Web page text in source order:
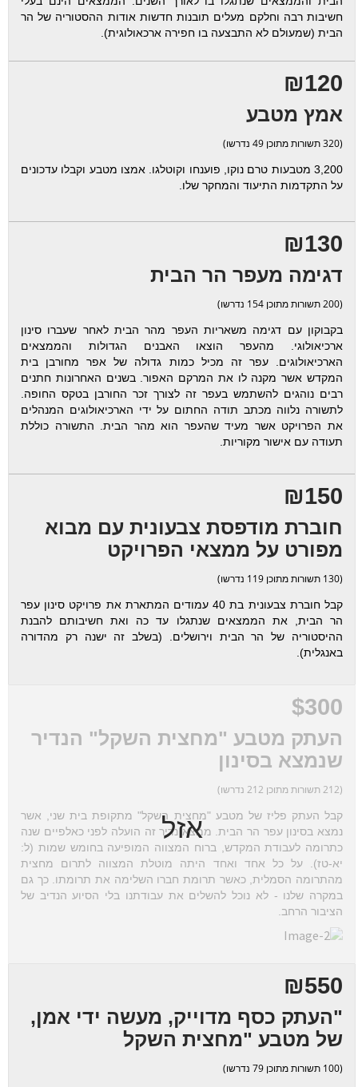
חשיבות רבה וחלקם מעלים תובנות חדשות אודות ההסטוריה של הר
הבית (שמעולם לא התבצעה בו חפירה ארכאולוגית).
₪120
אמץ מטבע
(320 תשורות מתוכן 49 נדרשו)
3,200 מטבעות טרם נוקו, פוענחו וקוטלגו. אמצו מטבע וקבלו עדכונים
על התקדמות התיעוד והמחקר שלו.
₪130
דגימה מעפר הר הבית
(200 תשורות מתוכן 154 נדרשו)
בקבוקון עם דגימה משאריות העפר מהר הבית לאחר שעברו סינון
ארכיאולוגי. מהעפר הוצאו האבנים הגדולות והממצאים
הארכיאולוגים. עפר זה מכיל כמות גדולה של אפר מחורבן בית
המקדש אשר מקנה לו את המרקם האפור. בשנים האחרונות חתנים
רבים נוהגים להשתמש בעפר זה לצורך זכר החורבן בטקס החופה.
לתשורה נלווה מכתב תודה החתום על ידי הארכיאולוגים המנהלים
את הפרויקט אשר מעיד שהעפר הוא מהר הבית. התשורה כוללת
תעודה עם אישור מקוריות.
₪150
חוברת מודפסת צבעונית עם מבוא
מפורט על ממצאי הפרויקט
(130 תשורות מתוכן 119 נדרשו)
קבל חוברת צבעונית בת 40 עמודים המתארת את פרויקט סינון עפר
הר הבית, את הממצאים שנתגלו עד כה ואת חשיבותם להבנת
ההיסטוריה של הר הבית וירושלים. (בשלב זה ישנה רק מהדורה
באנגלית).
אזל
$300
העתק מטבע "מחצית השקל" הנדיר
שנמצא בסינון
(212 תשורות מתוכן 212 נדרשו)
קבל העתק פליז של מטבע "מחצית השקל" מתקופת בית שני, אשר
נמצא בסינון עפר הר הבית. ממצא נדיר זה הועלה לפני כאלפיים שנה
כתרומה לעבודת המקדש, ברוח המצווה המופיעה בחומש שמות (ל:
יא-טז). על כל אחד ואחד היתה מוטלת המצווה לתרום מחצית
מהתרומה הסמלית, כאשר תרומת חברו השלימה את תרומתו. כך גם
במקרה שלנו - לא נוכל להשלים את עבודתנו בלי הסיוע הנדיב של
הציבור הרחב.
₪550
"העתק כסף מדוייק, מעשה ידי אמן,
של מטבע "מחצית השקל
(100 תשורות מתוכן 79 נדרשו)